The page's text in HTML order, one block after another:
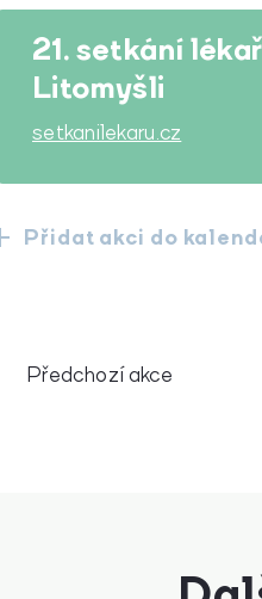
21. setkání
Litomyšli
setkanilekaru.cz
Přidat akci do
Předchozí akce